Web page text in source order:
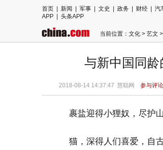
首页 新闻 军事 文史 政务 财经 汽
APP
头条APP
当前位置： 文化 > 艺文 >
与新中国同
2018-08-14 14:37:47 慧聪网 参与评
裹盐迎得小狸奴，尽护
猫，深得人们喜爱，自